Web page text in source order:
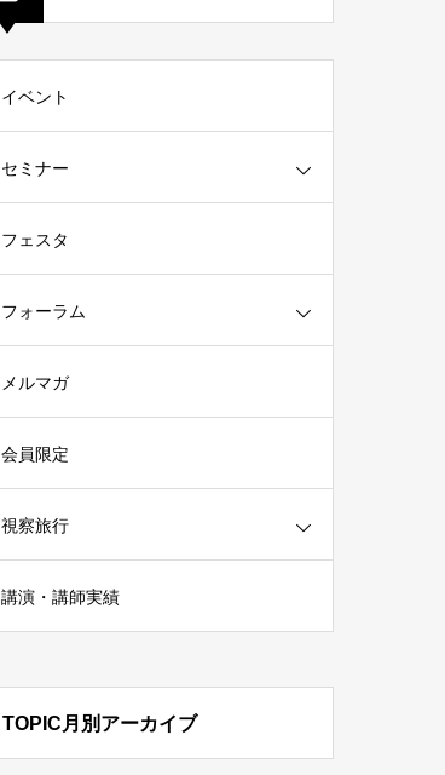
イベント
セミナー
フェスタ
フォーラム
メルマガ
会員限定
視察旅行
講演・講師実績
TOPIC月別アーカイブ